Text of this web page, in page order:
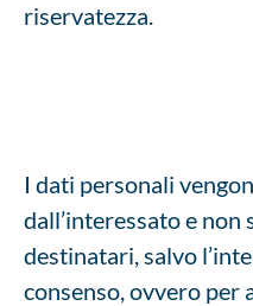
riservatezza.
I dati personali
dall’interessato e
destinatari, salvo
consenso, ovvero per